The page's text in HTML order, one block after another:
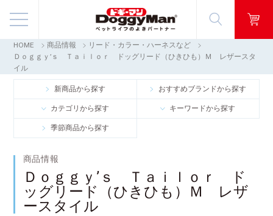
商品情報
映像ギャラリー
知る・楽しむ
お客様窓口・Q＆A
会社情報
HOME 商品情報
リード・カラー・ハーネスなど
Ｄｏｇｇｙ’ｓ Ｔａｉｌｏｒ ドッグリード（ひきひも）Ｍ レザースタ
イル
新商品から探す おすすめブランドから探す
カテゴリから探す キーワードから探す
季節商品から探す
商品情報
Ｄｏｇｇｙ’ｓ Ｔａｉｌｏｒ ド
ッグリード（ひきひも）Ｍ レザ
ースタイル